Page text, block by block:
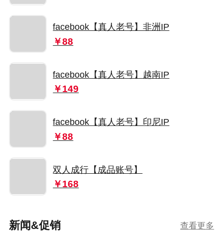
facebook【真人老号】非洲IP
￥88
facebook【真人老号】越南IP
￥149
facebook【真人老号】印尼IP
￥88
双人成行【成品账号】
￥168
新闻&促销 查看更多